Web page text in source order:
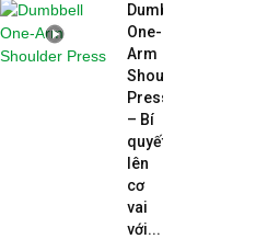
Dumbbell
One-
Arm
Shoulder
Press
– Bí
quyết
lên
cơ
vai
với...